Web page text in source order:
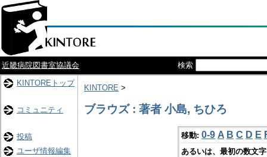
近畿病院図書室協議会
検索
KINTOREトップ
コミュニティ
投稿
ユーザ情報編集
KINTORE >
ブラウズ : 著者 小島, ちひろ
移動: 0-9 A B C D E
あるいは、最初の数文